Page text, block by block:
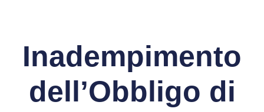
Inadempimento
dell’Obbligo di